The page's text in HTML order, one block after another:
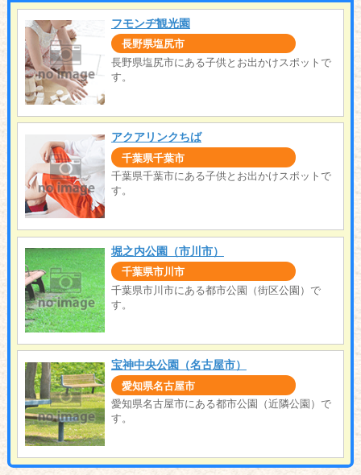
フモンヂ観光園
長野県塩尻市
長野県塩尻市にある子供とお出かけスポットで
す。
アクアリンクちば
千葉県千葉市
千葉県千葉市にある子供とお出かけスポットで
す。
堀之内公園（市川市）
千葉県市川市
千葉県市川市にある都市公園（街区公園）で
す。
宝神中央公園（名古屋市）
愛知県名古屋市
愛知県名古屋市にある都市公園（近隣公園）で
す。